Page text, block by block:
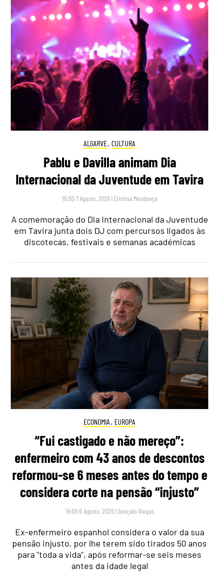
ALGARVE, CULTURA
Pablu e Davilla animam Dia
Internacional da Juventude em Tavira
16:50 7 Agosto, 2026 | Cristina Mendonça
A comemoração do Dia Internacional da Juventude
em Tavira junta dois DJ com percursos ligados às
discotecas, festivais e semanas académicas
ECONOMIA , EUROPA
“Fui castigado e não mereço”:
enfermeiro com 43 anos de descontos
reformou-se 6 meses antes do tempo e
considera corte na pensão “injusto”
16:00 6 Agosto, 2026 | Gonçalo Viegas
Ex-enfermeiro espanhol considera o valor da sua
pensão injusto, por lhe terem sido tirados 50 anos
para "toda a vida", após reformar-se seis meses
antes da idade legal